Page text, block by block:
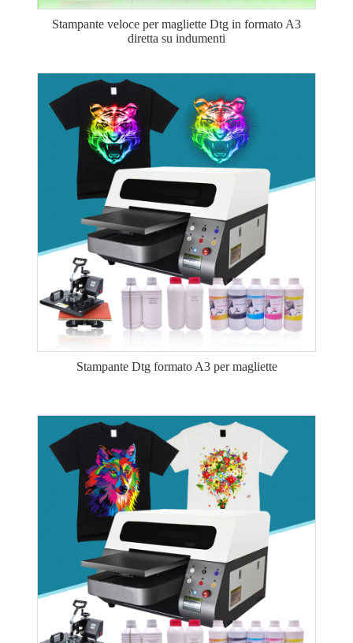
Stampante veloce per magliette Dtg in formato A3
diretta su indumenti
Stampante Dtg formato A3 per magliette